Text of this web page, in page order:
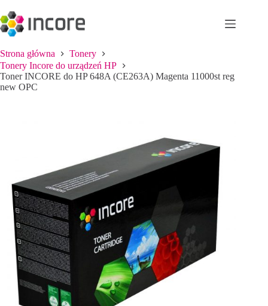
do
treści
Strona główna
Tonery
Tonery Incore do urządzeń HP
Toner INCORE do HP 648A (CE263A) Magenta 11000st reg
new OPC